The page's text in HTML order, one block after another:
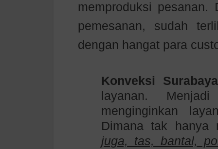
memproduksi
pemesanan, sudah
dengan hangat para
Konveksi Surabaya
layanan.
menginginkan
Dimana tak hanya
juga, tas, bantal,